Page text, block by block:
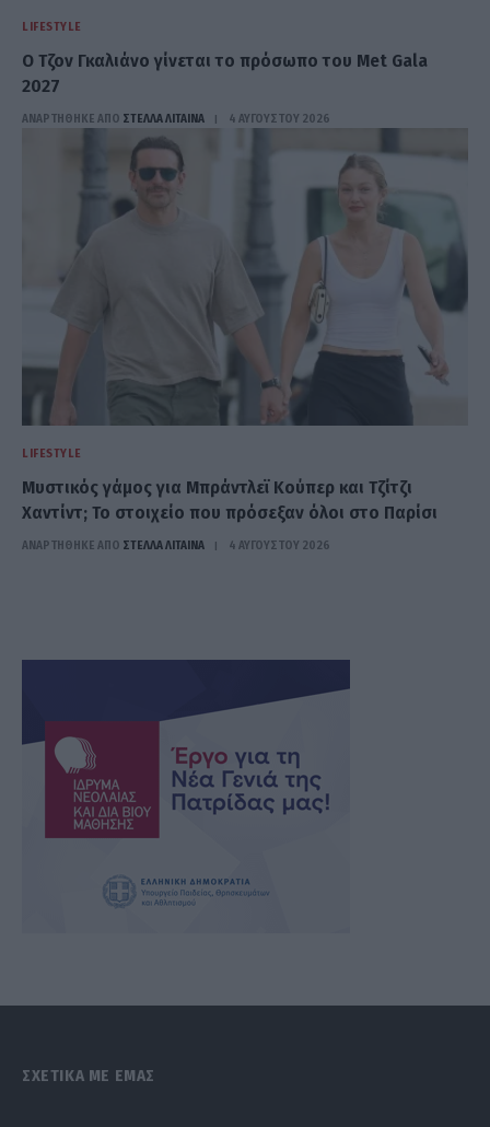
LIFESTYLE
Ο Τζον Γκαλιάνο γίνεται το πρόσωπο του Met Gala
2027
ΑΝΑΡΤΗΘΗΚΕ ΑΠΟ ΣΤΈΛΛΑ ΛΊΤΑΙΝΑ 4 ΑΥΓΟΎΣΤΟΥ 2026
LIFESTYLE
Μυστικός γάμος για Μπράντλεϊ Κούπερ και Τζίτζι
Χαντίντ; Το στοιχείο που πρόσεξαν όλοι στο Παρίσι
ΑΝΑΡΤΗΘΗΚΕ ΑΠΟ ΣΤΈΛΛΑ ΛΊΤΑΙΝΑ 4 ΑΥΓΟΎΣΤΟΥ 2026
ΣΧΕΤΙΚΑ ΜΕ ΕΜΑΣ